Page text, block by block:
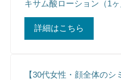
キサム酸ローション（1ヶ
詳細はこちら
【30代女性・顔全体の